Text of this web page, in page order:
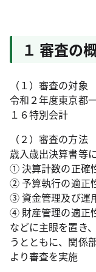
１ 審査の
（１）審査の対象
令和２年度東京都
１６特別会計
（２）審査の方法
歳入歳出決算書等に
① 決算計数の正確
② 予算執行の適正
③ 資金管理及び運
④ 財産管理の適正
などに主眼を置き
うとともに、関係
より審査を実施